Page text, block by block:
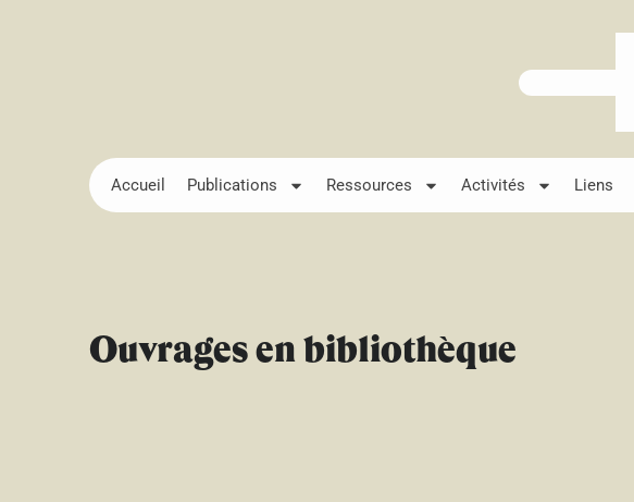
Accueil Publications Ressources Activités Liens
Ouvrages en bibliothèque